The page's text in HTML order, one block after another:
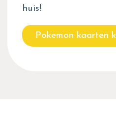
huis!
Pokemon kaarten